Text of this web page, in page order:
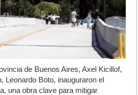
reunió a pymes bonaerenses con
de drogas en el barrio Padre Varela y
Cordone se quedó con una gran victoria
de Buenos Aires, Axel Kicillof,
Leonardo Boto, inauguraron el
una obra clave para mitigar